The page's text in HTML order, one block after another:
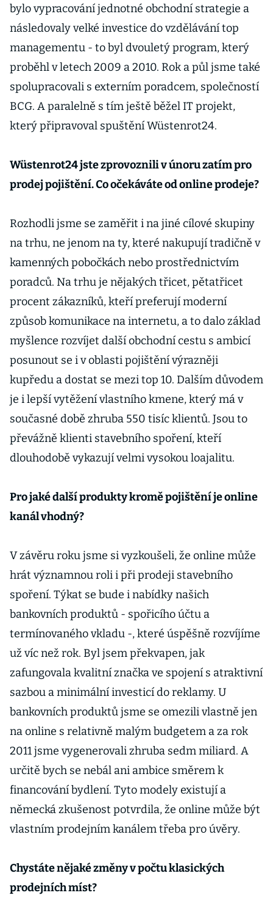
bylo vypracování jednotné obchodní strategie a
následovaly velké investice do vzdělávání top
managementu - to byl dvouletý program, který
proběhl v letech 2009 a 2010. Rok a půl jsme také
spolupracovali s externím poradcem, společností
BCG. A paralelně s tím ještě běžel IT projekt,
který připravoval spuštění Wüstenrot24.
Wüstenrot24 jste zprovoznili v únoru zatím pro
prodej pojištění. Co očekáváte od online prodeje?
Rozhodli jsme se zaměřit i na jiné cílové skupiny
na trhu, ne jenom na ty, které nakupují tradičně v
kamenných pobočkách nebo prostřednictvím
poradců. Na trhu je nějakých třicet, pětatřicet
procent zákazníků, kteří preferují moderní
způsob komunikace na internetu, a to dalo základ
myšlence rozvíjet další obchodní cestu s ambicí
posunout se i v oblasti pojištění výrazněji
kupředu a dostat se mezi top 10. Dalším důvodem
je i lepší vytěžení vlastního kmene, který má v
současné době zhruba 550 tisíc klientů. Jsou to
převážně klienti stavebního spoření, kteří
dlouhodobě vykazují velmi vysokou loajalitu.
Pro jaké další produkty kromě pojištění je online
kanál vhodný?
V závěru roku jsme si vyzkoušeli, že online může
hrát významnou roli i při prodeji stavebního
spoření. Týkat se bude i nabídky našich
bankovních produktů - spořicího účtu a
termínovaného vkladu -, které úspěšně rozvíjíme
už víc než rok. Byl jsem překvapen, jak
zafungovala kvalitní značka ve spojení s atraktivní
sazbou a minimální investicí do reklamy. U
bankovních produktů jsme se omezili vlastně jen
na online s relativně malým budgetem a za rok
2011 jsme vygenerovali zhruba sedm miliard. A
určitě bych se nebál ani ambice směrem k
financování bydlení. Tyto modely existují a
německá zkušenost potvrdila, že online může být
vlastním prodejním kanálem třeba pro úvěry.
Chystáte nějaké změny v počtu klasických
prodejních míst?